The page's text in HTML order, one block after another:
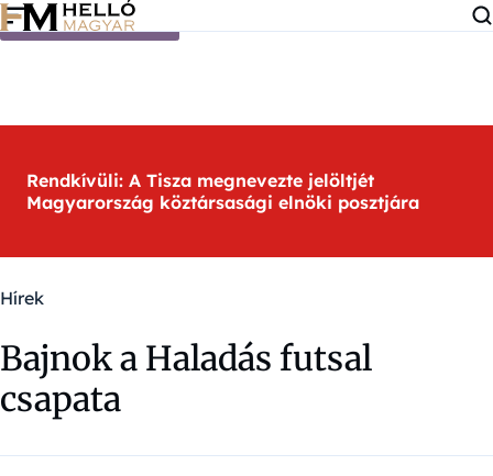
Ugrás a tartalomra
Rendkívüli: A Tisza megnevezte jelöltjét
Magyarország köztársasági elnöki posztjára
Hírek
Bajnok a Haladás futsal
csapata